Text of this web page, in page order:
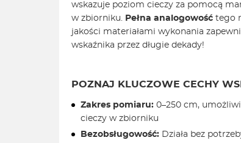
wskazuje poziom cieczy za pomocą
w zbiorniku. Pełna analogowość tego
jakości materiałami wykonania
wskaźnika przez długie dekady!
POZNAJ KLUCZOWE CECHY
Zakres pomiaru: 0–250 cm,
cieczy w zbiorniku
Bezobsługowość: Działa bez